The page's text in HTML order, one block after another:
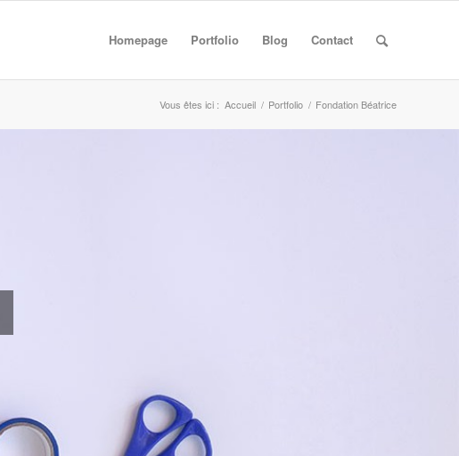
Homepage Portfolio Blog Contact
Vous êtes ici : Accueil / Portfolio / Fondation Béatrice